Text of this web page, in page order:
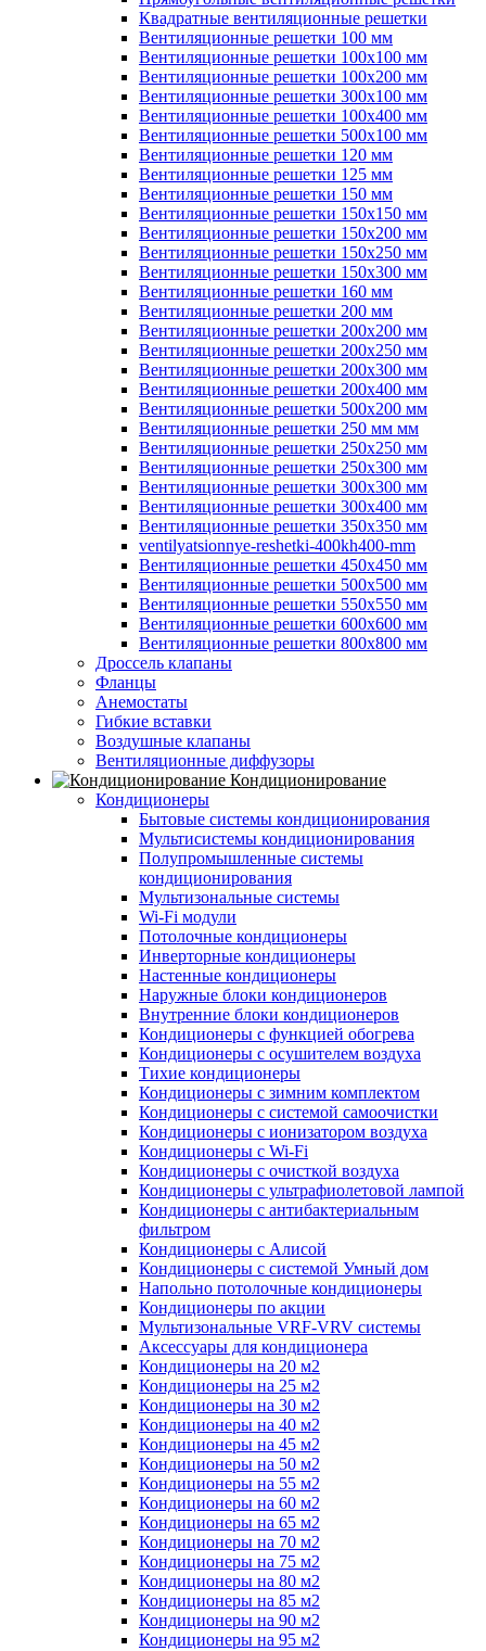
Квадратные вентиляционные решетки
Вентиляционные решетки 100 мм
Вентиляционные решетки 100х100 мм
Вентиляционные решетки 100х200 мм
Вентиляционные решетки 300х100 мм
Вентиляционные решетки 100х400 мм
Вентиляционные решетки 500х100 мм
Вентиляционные решетки 120 мм
Вентиляционные решетки 125 мм
Вентиляционные решетки 150 мм
Вентиляционные решетки 150х150 мм
Вентиляционные решетки 150х200 мм
Вентиляционные решетки 150х250 мм
Вентиляционные решетки 150х300 мм
Вентиляционные решетки 160 мм
Вентиляционные решетки 200 мм
Вентиляционные решетки 200х200 мм
Вентиляционные решетки 200х250 мм
Вентиляционные решетки 200х300 мм
Вентиляционные решетки 200х400 мм
Вентиляционные решетки 500х200 мм
Вентиляционные решетки 250 мм мм
Вентиляционные решетки 250х250 мм
Вентиляционные решетки 250х300 мм
Вентиляционные решетки 300х300 мм
Вентиляционные решетки 300х400 мм
Вентиляционные решетки 350х350 мм
ventilyatsionnye-reshetki-400kh400-mm
Вентиляционные решетки 450х450 мм
Вентиляционные решетки 500х500 мм
Вентиляционные решетки 550х550 мм
Вентиляционные решетки 600х600 мм
Вентиляционные решетки 800х800 мм
Дроссель клапаны
Фланцы
Анемостаты
Гибкие вставки
Воздушные клапаны
Вентиляционные диффузоры
Кондиционирование
Кондиционеры
Бытовые системы кондиционирования
Мультисистемы кондиционирования
Полупромышленные системы
кондиционирования
Мультизональные системы
Wi-Fi модули
Потолочные кондиционеры
Инверторные кондиционеры
Настенные кондиционеры
Наружные блоки кондиционеров
Внутренние блоки кондиционеров
Кондиционеры с функцией обогрева
Кондиционеры с осушителем воздуха
Тихие кондиционеры
Кондиционеры с зимним комплектом
Кондиционеры с системой самоочистки
Кондиционеры с ионизатором воздуха
Кондиционеры с Wi-Fi
Кондиционеры с очисткой воздуха
Кондиционеры с ультрафиолетовой лампой
Кондиционеры с антибактериальным
фильтром
Кондиционеры с Алисой
Кондиционеры с системой Умный дом
Напольно потолочные кондиционеры
Кондиционеры по акции
Мультизональные VRF-VRV системы
Аксессуары для кондиционера
Кондиционеры на 20 м2
Кондиционеры на 25 м2
Кондиционеры на 30 м2
Кондиционеры на 40 м2
Кондиционеры на 45 м2
Кондиционеры на 50 м2
Кондиционеры на 55 м2
Кондиционеры на 60 м2
Кондиционеры на 65 м2
Кондиционеры на 70 м2
Кондиционеры на 75 м2
Кондиционеры на 80 м2
Кондиционеры на 85 м2
Кондиционеры на 90 м2
Кондиционеры на 95 м2